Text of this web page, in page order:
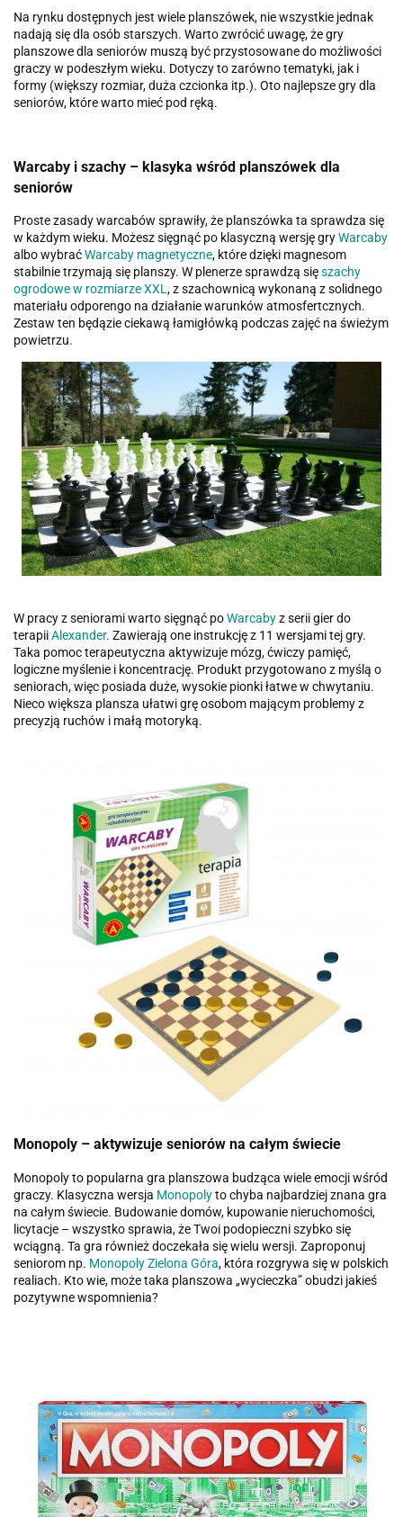
Na rynku dostępnych jest wiele planszówek, nie wszystkie jednak
nadają się dla osób starszych. Warto zwrócić uwagę, że gry
planszowe dla seniorów muszą być przystosowane do możliwości
graczy w podeszłym wieku. Dotyczy to zarówno tematyki, jak i
formy (większy rozmiar, duża czcionka itp.). Oto najlepsze gry dla
seniorów, które warto mieć pod ręką.
Warcaby i szachy – klasyka wśród planszówek dla
seniorów
Proste zasady warcabów sprawiły, że planszówka ta sprawdza się
w każdym wieku. Możesz sięgnąć po klasyczną wersję gryWarcaby
albo wybraćWarcaby magnetyczne, które dzięki magnesom
stabilnie trzymają się planszy. W plenerze sprawdzą sięszachy
ogrodowe w rozmiarze XXL , z szachownicą wykonaną z solidnego
materiału odporengo na działanie warunków atmosfertcznych.
Zestaw ten będązie ciekawą łamigłówką podczas zajęć na świeżym
powietrzu.
W pracy z seniorami warto sięgnąć poWarcabyz serii gier do
terapiiAlexander. Zawierają one instrukcję z 11 wersjami tej gry.
Taka pomoc terapeutyczna aktywizuje mózg, ćwiczy pamięć,
logiczne myślenie i koncentrację. Produkt przygotowano z myślą o
seniorach, więc posiada duże, wysokie pionki łatwe w chwytaniu.
Nieco większa plansza ułatwi grę osobom mającym problemy z
precyzją ruchów i małą motoryką.
Monopoly – aktywizuje seniorów na całym świecie
Monopoly to popularna gra planszowa budząca wiele emocji wśród
graczy. Klasyczna wersja Monopolyto chyba najbardziej znana gra
na całym świecie. Budowanie domów, kupowanie nieruchomości,
licytacje – wszystko sprawia, że Twoi podopieczni szybko się
wciągną. Ta gra również doczekała się wielu wersji. Zaproponuj
seniorom np. Monopoly Zielona Góra, która rozgrywa się w polskich
realiach. Kto wie, może taka planszowa „wycieczka” obudzi jakieś
pozytywne wspomnienia?